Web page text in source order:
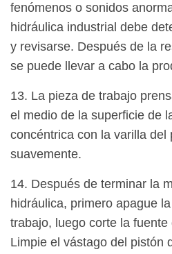
fenómenos o sonidos
hidráulica industrial debe
y revisarse. Después de la
se puede llevar a cabo la
13. La pieza de trabajo
el medio de la superficie de
concéntrica con la varilla del
suavemente.
14. Después de terminar la
hidráulica, primero apague
trabajo, luego corte la fuente
Limpie el vástago del pistón